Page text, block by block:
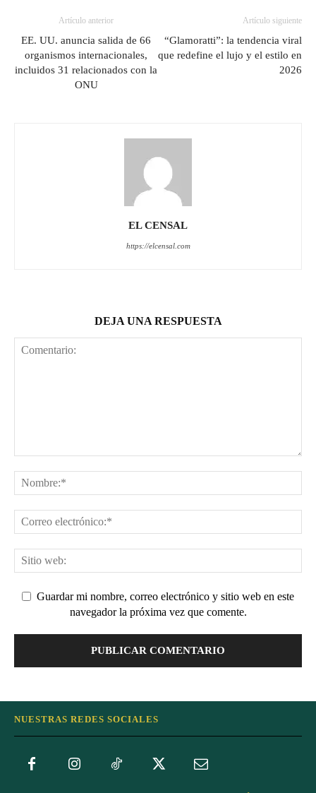
Artículo anterior
EE. UU. anuncia salida de 66
organismos internacionales,
incluidos 31 relacionados con la
ONU
Artículo siguiente
“Glamoratti”: la tendencia viral
que redefine el lujo y el estilo en
2026
EL CENSAL
https://elcensal.com
DEJA UNA RESPUESTA
Guardar mi nombre, correo electrónico y sitio web en este
navegador la próxima vez que comente.
NUESTRAS REDES SOCIALES